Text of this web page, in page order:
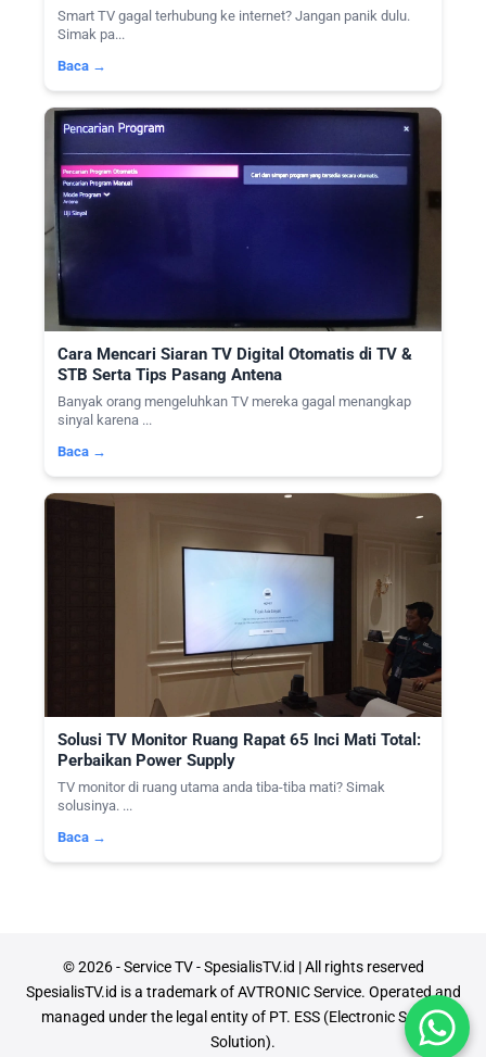
Smart TV gagal terhubung ke internet? Jangan panik dulu.
Simak pa...
Baca →
Cara Mencari Siaran TV Digital Otomatis di TV &
STB Serta Tips Pasang Antena
Banyak orang mengeluhkan TV mereka gagal menangkap
sinyal karena ...
Baca →
Solusi TV Monitor Ruang Rapat 65 Inci Mati Total:
Perbaikan Power Supply
TV monitor di ruang utama anda tiba-tiba mati? Simak
solusinya. ...
Baca →
© 2026 - Service TV - SpesialisTV.id | All rights reserved
SpesialisTV.id is a trademark of AVTRONIC Service. Operated and
managed under the legal entity of PT. ESS (Electronic Service
Solution).